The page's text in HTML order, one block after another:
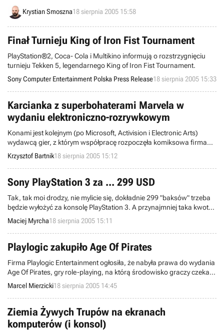
Cold Winter. Poszło o serię listów elektronicznych, w których można
było zobaczyć głównego bohatera gry – Andrew Sterlinga –
Krystian Smoszna18 sierpnia 2005 15:58
Finał Turnieju King of Iron Fist Tournament
PlayStation®2, Coca- Cola i Multikino informują o rozstrzygnięciu
turnieju Tekken 5, legendarnego King of Iron Fist Tournament.
Sony Computer Entertainment Polska Press Release18 sierpnia 2005 15:33
Karcianka z superbohaterami Marvela w
wydaniu elektroniczno-rozrywkowym
Konami jest kolejnym (po Microsoft, Activision i Electronic Arts)
wydawcą gier, z którym współpracę rozpoczęła komiksowa firma
Marvel Enterprises. Dzięki zawartemu porozumieniu, Konami zajmie
się tworzeniem i wydaniem elektroniczno-rozrywkowych produkcji
bazujących na popularnej na Zachodzie, kolekcjonerskiej grze
karcianej Marvela z superbohaterami w rolach głównych.
Krzysztof Bartnik18 sierpnia 2005 15:12
Sony PlayStation 3 za ... 299 USD
Tak, tak moi drodzy, nie mylicie się, dokładnie 299 "baksów" trzeba
będzie wyłożyć za konsolę PlayStation 3. A przynajmniej taka kwota
widnieje na stronie serwisu Amazon. Nie wiadomo czy jest to zwykły
zbieg okoliczności czy czysty "chłyt" marketingowy - na łamach
naszego serwisu możecie znaleźć bowiem świeżutką jeszcze
wiadomość o cenie Xboxa 360, jakby nie było, bezpośredniej
konkurencji Sony.
Maciej Myrcha18 sierpnia 2005 15:11
Playlogic zakupiło Age Of Pirates
Firma Playlogic Entertainment ogłosiła, że nabyła prawa do wydania
Age Of Pirates, gry role-playing, na którą środowisko graczy czeka z
dużym zniecierpliwieniem. Tworzy ją zespół rosyjskich programistów
– firma Akella – który ma już spore doświadczenie w pisaniu gier o
tematyce marynistycznej. Spod ich palców wyszły takie tytuły, jak Sea
Dogs, Age of Sail 2 oraz Pirates of the Caribbean.
Marcel Mierzicki18 sierpnia 2005 14:45
Ziemia Żywych Trupów na ekranach
komputerów (i konsol)